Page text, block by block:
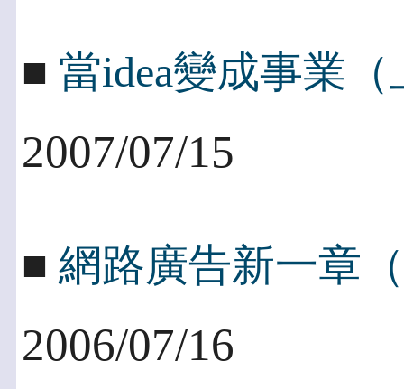
■ 當idea變成事業
2007/07/15
■ 網路廣告新一章
2006/07/16